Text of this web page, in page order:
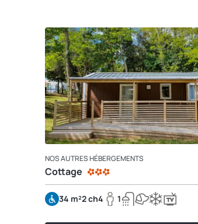
NOS AUTRES HÉBERGEMENTS
Cottage
34 m²2 ch4 1